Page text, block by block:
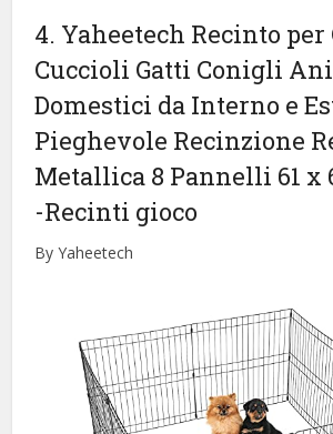
4. Yaheetech Recinto per
Cuccioli Gatti Conigli
Domestici da Interno e
Pieghevole Recinzione
Metallica 8 Pannelli 61 x
-Recinti gioco
By Yaheetech